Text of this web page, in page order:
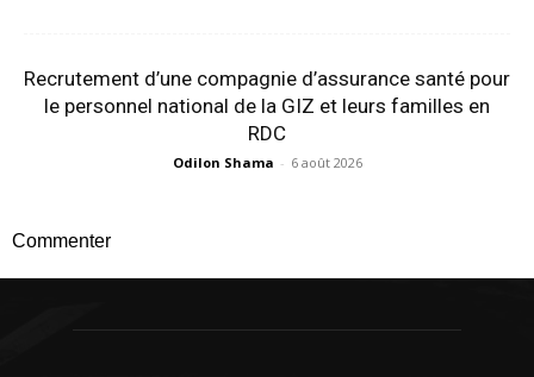
Recrutement d’une compagnie d’assurance santé pour
le personnel national de la GIZ et leurs familles en
RDC
Odilon Shama - 6 août 2026
Commenter